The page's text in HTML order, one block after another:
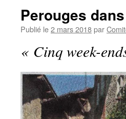
Perouges
Publié le2 mars 2018par
« Cinq week-